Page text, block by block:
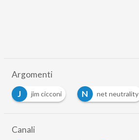
Argomenti
J
jim cicconi N net neutrality
Canali